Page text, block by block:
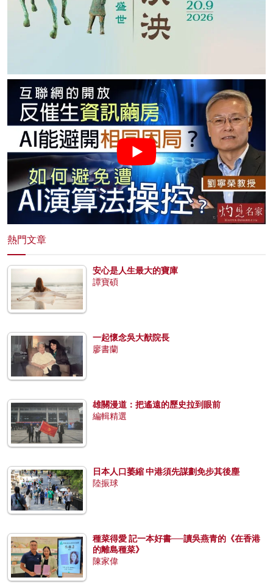
熱門文章
安心是人生最大的寶庫
譚寶碩
一起懷念吳大猷院長
廖書蘭
雄關漫道：把遙遠的歷史拉到眼前
編輯精選
日本人口萎縮 中港須先謀劃免步其後塵
陸振球
種菜得愛 記一本好書──讀吳燕青的《在香港
的離島種菜》
陳家偉